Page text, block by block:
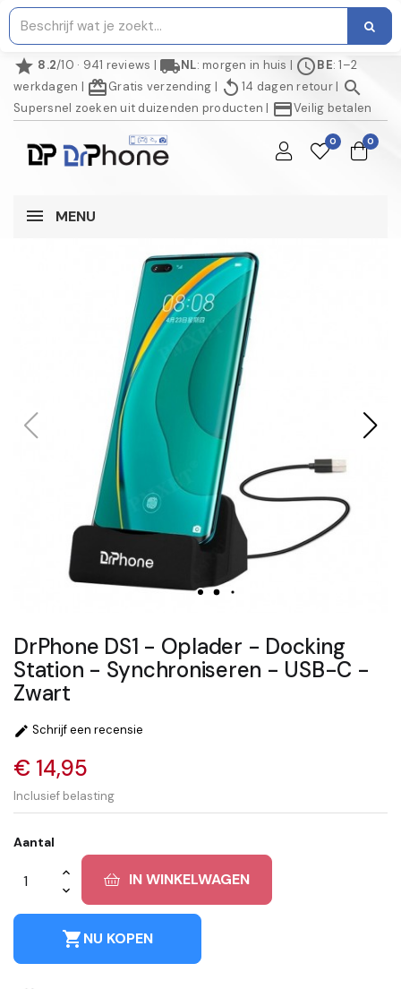
star 8.2/10 · 941 reviews | local_shippingNL: morgen in huis | scheduleBE: 1–2
werkdagen | redeemGratis verzending | replay 14 dagen retour| search
Supersnel zoeken uit duizenden producten | credit_cardVeilig betalen
0 0
MENU
DrPhone DS1 - Oplader - Docking
Station - Synchroniseren - USB-C -
Zwart
 Schrijf een recensie
€ 14,95
Inclusief belasting
Aantal
IN WINKELWAGEN
shopping_cartNU KOPEN